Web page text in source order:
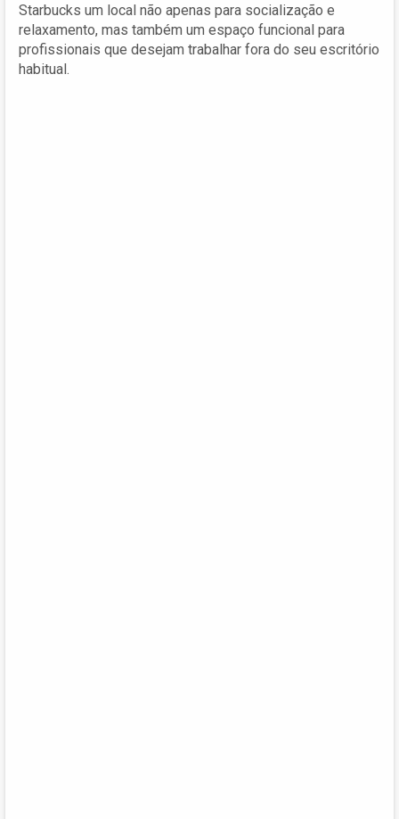
Starbucks um local não apenas para socialização e
relaxamento, mas também um espaço funcional para
profissionais que desejam trabalhar fora do seu escritório
habitual.